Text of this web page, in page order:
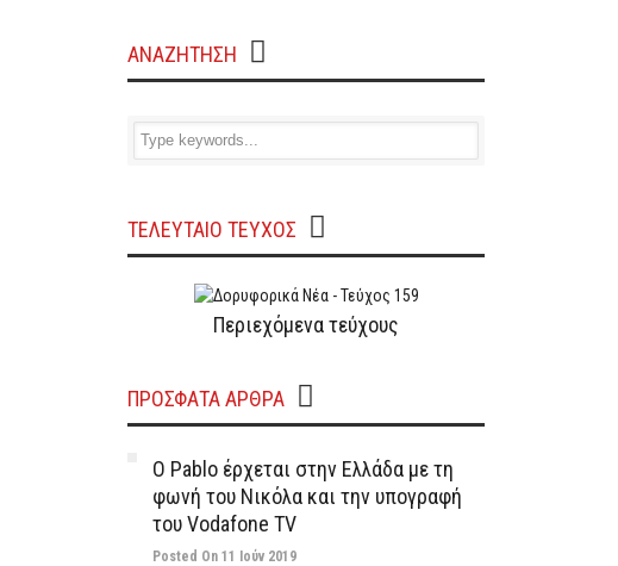
ΑΝΑΖΗΤΗΣΗ
ΤΕΛΕΥΤΑΙΟ ΤΕΥΧΟΣ
Περιεχόμενα τεύχους
ΠΡΌΣΦΑΤΑ ΆΡΘΡΑ
Ο Pablo έρχεται στην Ελλάδα με τη
φωνή του Νικόλα και την υπογραφή
του Vodafone TV
Posted On 11 Ιούν 2019